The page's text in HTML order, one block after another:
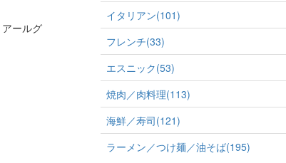
ールグ
イタリアン(101)
フレンチ(33)
エスニック(53)
焼肉／肉料理(113)
海鮮／寿司(121)
ラーメン／つけ麺／油そば(195)